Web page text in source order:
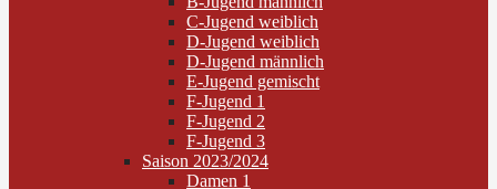
C-Jugend weiblich
D-Jugend weiblich
D-Jugend männlich
E-Jugend gemischt
F-Jugend 1
F-Jugend 2
F-Jugend 3
Saison 2023/2024
Damen 1